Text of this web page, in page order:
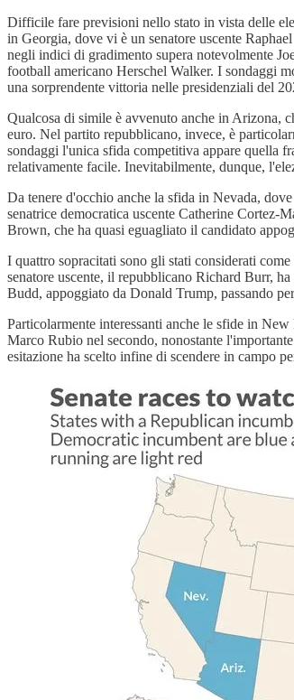
Difficile fare previsioni nello stato in vista delle
in Georgia, dove vi è un senatore uscente
negli indici di gradimento supera notevolmente
football americano Herschel Walker. I sondaggi
una sorprendente vittoria nelle presidenziali del
Qualcosa di simile è avvenuto anche in Arizona,
euro. Nel partito repubblicano, invece, è
sondaggi l'unica sfida competitiva appare quella
relativamente facile. Inevitabilmente, dunque,
Da tenere d'occhio anche la sfida in Nevada,
senatrice democratica uscente Catherine Cortez-
Brown, che ha quasi eguagliato il candidato
I quattro sopracitati sono gli stati considerati
senatore uscente, il repubblicano Richard Burr,
Budd, appoggiato da Donald Trump, passando
Particolarmente interessanti anche le sfide in
Marco Rubio nel secondo, nonostante
esitazione ha scelto infine di scendere in campo